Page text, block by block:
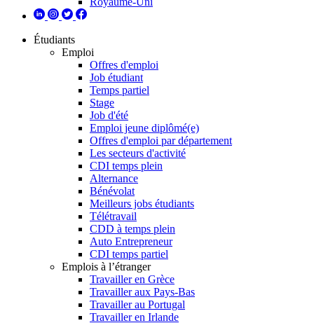
Étudiants
Emploi
Offres d'emploi
Job étudiant
Temps partiel
Stage
Job d'été
Emploi jeune diplômé(e)
Offres d'emploi par département
Les secteurs d'activité
CDI temps plein
Alternance
Bénévolat
Meilleurs jobs étudiants
Télétravail
CDD à temps plein
Auto Entrepreneur
CDI temps partiel
Emplois à l’étranger
Travailler en Grèce
Travailler aux Pays-Bas
Travailler au Portugal
Travailler en Irlande